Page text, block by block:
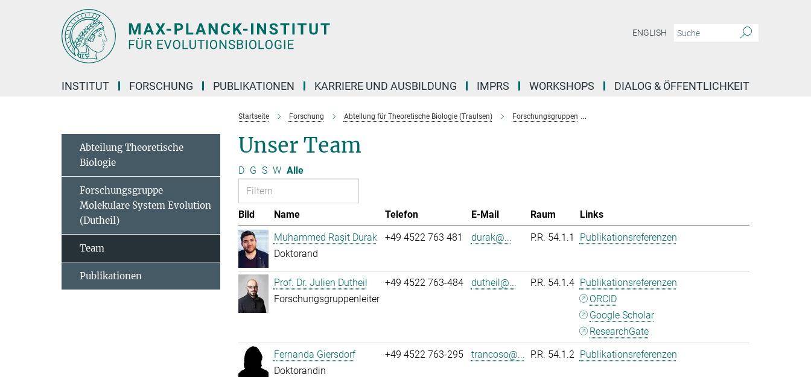
ENGLISH
INSTITUT FORSCHUNG PUBLIKATIONEN KARRIERE UND AUSBILDUNG IMPRS WORKSHOPS DIALOG & ÖFFENTLICHKEIT
Startseite Forschung Abteilung für Theoretische Biologie (Traulsen) Forschungsgruppen
Unser Team
D G S W Alle
Bild Name Telefon E-Mail Raum
Links
Muhammed Raşit Durak
Doktorand
+49 4522 763 481 durak@... P.R. 54.1.1 Publikationsreferenzen
Prof. Dr. Julien Dutheil
Forschungsgruppenleiter
+49 4522 763-484 dutheil@... P.R. 54.1.4 Publikationsreferenzen
ORCID
Google Scholar
ResearchGate
Fernanda Giersdorf
Doktorandin
+49 4522 763-295 trancoso@... P.R. 54.1.2 Publikationsreferenzen
Abteilung Theoretische
Biologie
Forschungsgruppe
Molekulare System Evolution
(Dutheil)
Team
Publikationen